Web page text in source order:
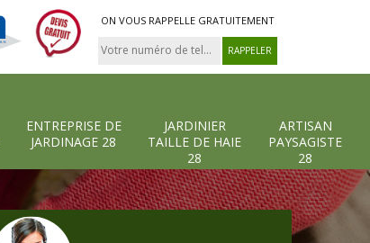
ON VOUS RAPPELLE GRATUITEMENT
ENTREPRISE DE
JARDINAGE 28
JARDINIER
TAILLE DE HAIE
28
ARTISAN
PAYSAGISTE
28